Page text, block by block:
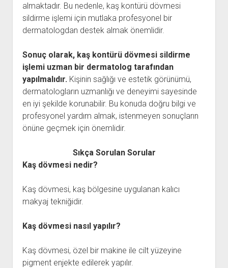
almaktadır. Bu nedenle, kaş kontürü dövmesi
sildirme işlemi için mutlaka profesyonel bir
dermatologdan destek almak önemlidir.
Sonuç olarak, kaş kontürü dövmesi sildirme
işlemi uzman bir dermatolog tarafından
yapılmalıdır. Kişinin sağlığı ve estetik görünümü,
dermatologların uzmanlığı ve deneyimi sayesinde
en iyi şekilde korunabilir. Bu konuda doğru bilgi ve
profesyonel yardım almak, istenmeyen sonuçların
önüne geçmek için önemlidir.
Sıkça Sorulan Sorular
Kaş dövmesi nedir?
Kaş dövmesi, kaş bölgesine uygulanan kalıcı
makyaj tekniğidir.
Kaş dövmesi nasıl yapılır?
Kaş dövmesi, özel bir makine ile cilt yüzeyine
pigment enjekte edilerek yapılır.